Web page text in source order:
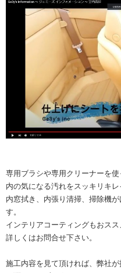
専用ブラシや専用クリーナーを
内の気になる汚れをスッキリキレ
内窓拭き、内張り清掃、掃除機
す。
インテリアコーティングもおスス
詳しくはお問合せ下さい。
施工内容を見て頂ければ、弊社